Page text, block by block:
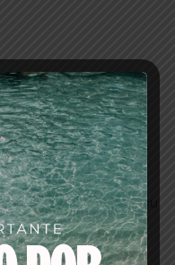
Hidrata tanto el
el cuero cabelludo,
natural.
soja: Aporta al
para su
las distintas capas